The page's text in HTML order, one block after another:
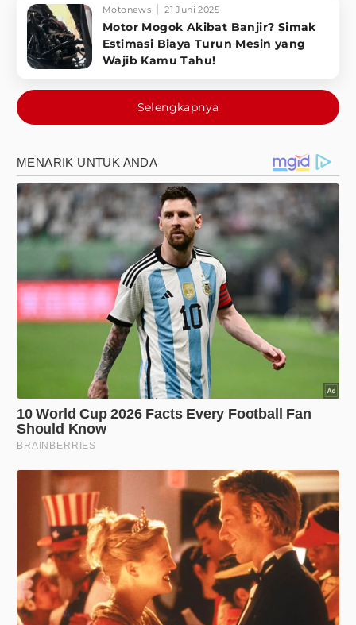
Motonews 21 Juni 2025
Motor Mogok Akibat Banjir? Simak
Estimasi Biaya Turun Mesin yang
Wajib Kamu Tahu!
Selengkapnya